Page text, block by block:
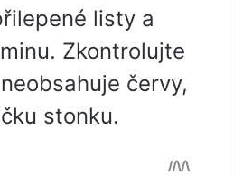
listy a
Zkontrolujte
červy,
stonku.